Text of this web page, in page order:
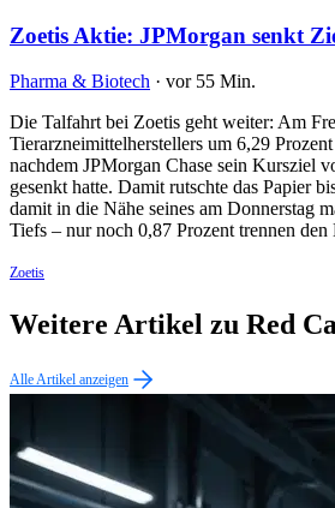
Zoetis Aktie: JPMorgan senkt
Pharma & Biotech · vor 55 Min.
Die Talfahrt bei Zoetis geht weiter: Am
Tierarzneimittelherstellers um 6,29
nachdem JPMorgan Chase sein Kursziel
gesenkt hatte. Damit rutschte das Papier
damit in die Nähe seines am Donnerstag
Tiefs – nur noch 0,87 Prozent trennen
Zoetis
Weitere Artikel zu Red
Alle Artikel anzeigen